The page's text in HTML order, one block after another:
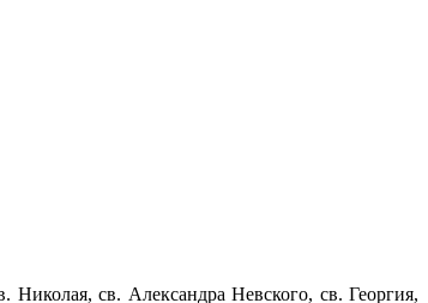
св. Александра Невского, св. Георгия,